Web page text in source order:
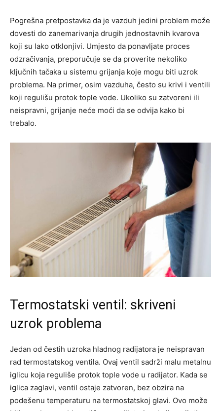
Pogrešna pretpostavka da je vazduh jedini problem može
dovesti do zanemarivanja drugih jednostavnih kvarova
koji su lako otklonjivi. Umjesto da ponavljate proces
odzračivanja, preporučuje se da proverite nekoliko
ključnih tačaka u sistemu grijanja koje mogu biti uzrok
problema. Na primer, osim vazduha, često su krivi i ventili
koji regulišu protok tople vode. Ukoliko su zatvoreni ili
neispravni, grijanje neće moći da se odvija kako bi
trebalo.
Termostatski ventil: skriveni
uzrok problema
Jedan od čestih uzroka hladnog radijatora je neispravan
rad termostatskog ventila. Ovaj ventil sadrži malu metalnu
iglicu koja reguliše protok tople vode u radijator. Kada se
iglica zaglavi, ventil ostaje zatvoren, bez obzira na
podešenu temperaturu na termostatskoj glavi. Ovo može